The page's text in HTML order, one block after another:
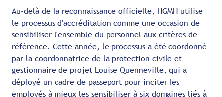
Au-delà de la reconnaissance officielle, HGMH utilise
le processus d'accréditation comme une occasion de
sensibiliser l'ensemble du personnel aux critères de
référence. Cette année, le processus a été coordonné
par la coordonnatrice de la protection civile et
gestionnaire de projet Louise Quenneville, qui a
déployé un cadre de passeport pour inciter les
employés à mieux les sensibiliser à six domaines liés à